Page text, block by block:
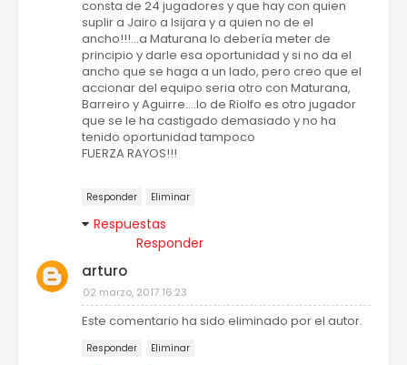
consta de 24 jugadores y que hay con quien
suplir a Jairo a Isijara y a quien no de el
ancho!!!...a Maturana lo debería meter de
principio y darle esa oportunidad y si no da el
ancho que se haga a un lado, pero creo que el
accionar del equipo seria otro con Maturana,
Barreiro y Aguirre....lo de Riolfo es otro jugador
que se le ha castigado demasiado y no ha
tenido oportunidad tampoco
FUERZA RAYOS!!!
Responder Eliminar
Respuestas
Responder
arturo
02 marzo, 2017 16:23
Este comentario ha sido eliminado por el autor.
Responder Eliminar